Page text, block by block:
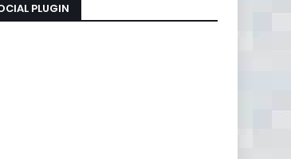
PLUGIN